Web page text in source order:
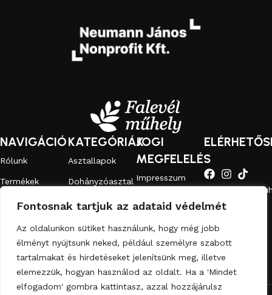
Fontosnak tartjuk az adataid védelmét
Az oldalunkon sütiket használunk, hogy még jobb
élményt nyújtsunk neked, például személyre szabott
tartalmakat és hirdetéseket jelenítsünk meg, illetve
elemezzük, hogyan használod az oldalt. Ha a 'Mindet
elfogadom' gombra kattintasz, azzal hozzájárulsz
NAVIGÁCIÓ
Rólunk
Termékek
Hulladékból
bútor
Kapcsolat
KATEGÓRIÁK
Asztallapok
Dohányzóasztal
Fürdőszobai
bútor
Kiegészítők
JOGI
MEGFELELÉS
Impresszum
tájékoztató
tájékoztató
+36-70-584-
© 2026Falevél Műhely. All rights reserved